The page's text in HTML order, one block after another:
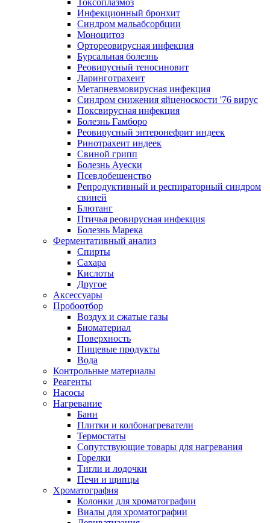
Токсоплазмоз
Инфекционный бронхит
Синдром мальабсорбции
Моноцитоз
Ортореовирусная инфекция
Бурсальная болезнь
Реовирусный теносиновит
Ларинготрахеит
Метапневмовирусная инфекция
Синдром снижения яйценоскости '76 вирус
Поксвирусная инфекция
Болезнь Гамборо
Реовирусный энтеронефрит индеек
Ринотрахеит индеек
Свиной грипп
Болезнь Ауески
Псевдобешенство
Репродуктивный и респираторный синдром
свиней
Блютанг
Птичья реовирусная инфекция
Болезнь Марека
Ферментативный анализ
Спирты
Сахара
Кислоты
Другое
Аксессуары
Пробоотбор
Воздух и сжатые газы
Биоматериал
Поверхность
Пищевые продукты
Вода
Контрольные материалы
Реагенты
Насосы
Нагревание
Бани
Плитки и колбонагреватели
Термостаты
Сопутствующие товары для нагревания
Горелки
Тигли и лодочки
Печи и щипцы
Хроматография
Колонки для хроматографии
Виалы для хроматографии